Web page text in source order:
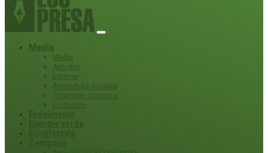
Mediu
Mediu
Atitudini
Externe
Agricultura durabila
Schimbari climatice
Ecoturism